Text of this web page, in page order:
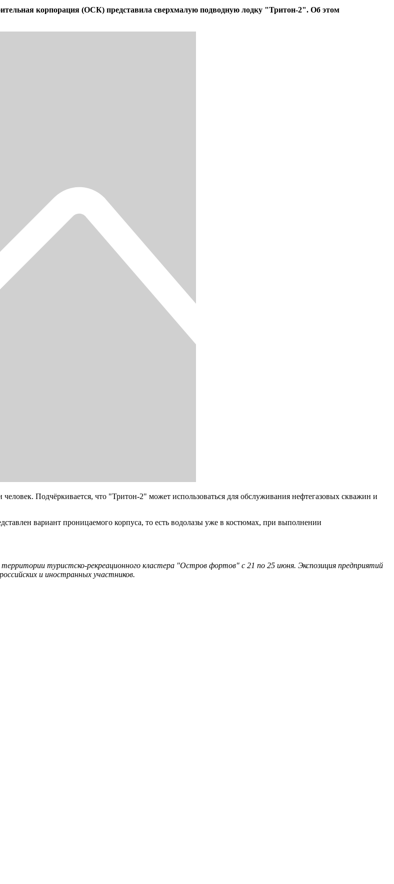
корпорация (ОСК) представила сверхмалую подводную лодку "Тритон-2". Об этом
Подчёркивается, что "Тритон-2" может использоваться для обслуживания нефтегазовых скважин и
вариант проницаемого корпуса, то есть водолазы уже в костюмах, при выполнении
туристско-рекреационного кластера "Остров фортов" с 21 по 25 июня. Экспозиция предприятий
и иностранных участников.